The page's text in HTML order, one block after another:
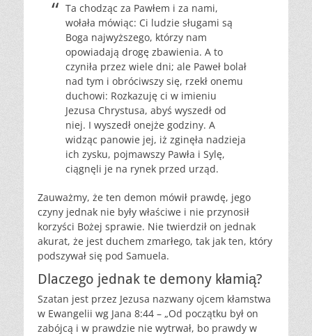
Ta chodząc za Pawłem i za nami,
wołała mówiąc: Ci ludzie sługami są
Boga najwyższego, którzy nam
opowiadają drogę zbawienia. A to
czyniła przez wiele dni; ale Paweł bolał
nad tym i obróciwszy się, rzekł onemu
duchowi: Rozkazuję ci w imieniu
Jezusa Chrystusa, abyś wyszedł od
niej. I wyszedł onejże godziny. A
widząc panowie jej, iż zginęła nadzieja
ich zysku, pojmawszy Pawła i Sylę,
ciągnęli je na rynek przed urząd.
Zauważmy, że ten demon mówił prawdę, jego
czyny jednak nie były właściwe i nie przynosił
korzyści Bożej sprawie. Nie twierdził on jednak
akurat, że jest duchem zmarłego, tak jak ten, który
podszywał się pod Samuela.
Dlaczego jednak te demony kłamią?
Szatan jest przez Jezusa nazwany ojcem kłamstwa
w Ewangelii wg Jana 8:44 – „Od początku był on
zabójcą i w prawdzie nie wytrwał, bo prawdy w